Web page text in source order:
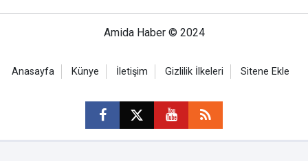
Amida Haber © 2024
Anasayfa Künye İletişim Gizlilik İlkeleri Sitene Ekle